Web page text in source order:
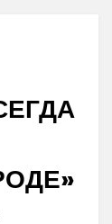
«Меридианы
Тихого»